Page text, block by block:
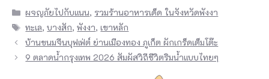
Categories
ผจญภัยไปกับแนน, รวมร้านอาหารเด็ด ในจังหวัดพังงา
Tags
ทะเล,บางสัก,พังงา,เขาหลัก
บ้านขนมจีนบุฟเฟ่ต์ ย่านเมืองทอง ภูเก็ต ผักเกร็ดเต็มโต๊ะ
9 ตลาดน้ำกรุงเทพ 2026 สัมผัสวิถีชีวิตริมน้ำแบบไทยๆ